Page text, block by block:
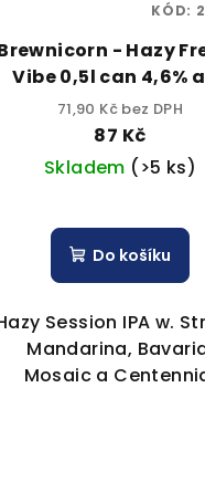
- Hazy
Vibe 0,5l can 4,6%
71,90 Kč bez DPH
87 Kč
Skladem (>5 ks)
Do košíku
Session IPA w.
Mandarina,
Mosaic a
KÓD: